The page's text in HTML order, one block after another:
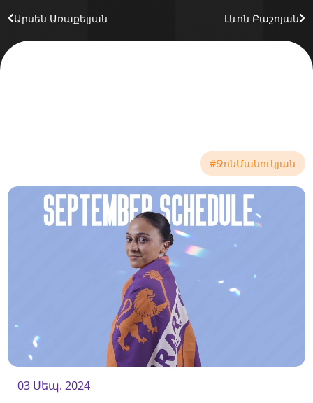
Արսեն Առաքելյան Լևոն Բաշոյան
#ՋոնՄանուկյան
03 Սեպ. 2024